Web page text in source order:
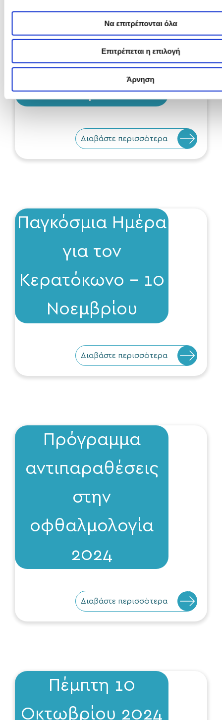
Να επιτρέπονται όλα
Επιτρέπεται η επιλογή
Άρνηση
και
Οφθαλμολογικών
Παθήσεων
Διαβάστε περισσότερα
Παγκόσμια Ημέρα
για τον
Κερατόκωνο – 10
Νοεμβρίου
Διαβάστε περισσότερα
Πρόγραμμα
αντιπαραθέσεις
στην
οφθαλμολογία
2024
Διαβάστε περισσότερα
Πέμπτη 10
Οκτωβρίου 2024